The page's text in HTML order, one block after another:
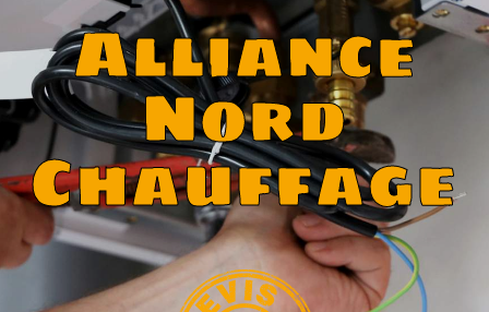
Alliance
Nord
Chauffage